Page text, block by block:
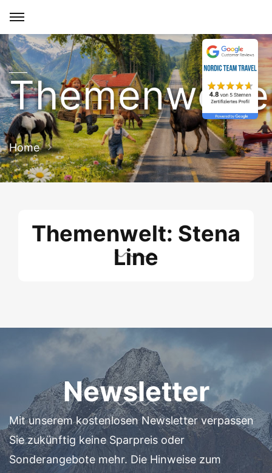
Home
Themenwelt: Stena
Line
Newsletter
Mit unserem kostenlosen Newsletter verpassen
Sie zukünftig keine Sparpreis oder
Sonderangebote mehr. Die Hinweise zum